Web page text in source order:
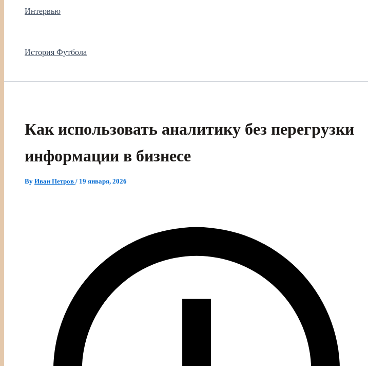
Интервью
История Футбола
Как использовать аналитику без перегрузки
информации в бизнесе
By Иван Петров / 19 января, 2026